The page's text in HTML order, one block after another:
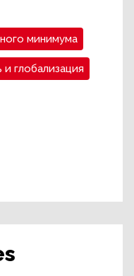
минимума
глобализация